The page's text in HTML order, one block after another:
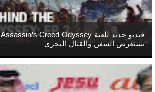
فيديو جديد للعبة Assassin’s Creed Odyssey
يستعرض السفن والقتال البحري